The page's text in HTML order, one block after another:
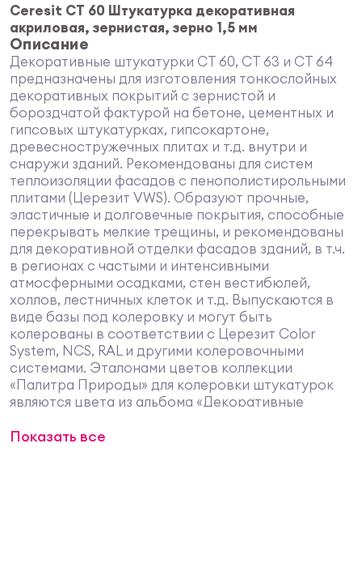
Ceresit СТ 60 Штукатурка декоративная
акриловая, зернистая, зерно 1,5 мм
Описание
Декоративные штукатурки CT 60, CT 63 и CT 64
предназначены для изготовления тонкослойных
декоративных покрытий с зернистой и
бороздчатой фактурой на бетоне, цементных и
гипсовых штукатурках, гипсокартоне,
древесностружечных плитах и т.д. внутри и
снаружи зданий. Рекомендованы для систем
теплоизоляции фасадов с пенополистирольными
плитами (Церезит VWS). Образуют прочные,
эластичные и долговечные покрытия, способные
перекрывать мелкие трещины, и рекомендованы
для декоративной отделки фасадов зданий, в т.ч.
в регионах с частыми и интенсивными
атмосферными осадками, стен вестибюлей,
холлов, лестничных клеток и т.д. Выпускаются в
виде базы под колеровку и могут быть
колерованы в соответствии с Церезит Color
System, NCS, RAL и другими колеровочными
системами. Эталонами цветов коллекции
«Палитра Природы» для колеровки штукатурок
являются цвета из альбома «Декоративные
Назначение:
Показать все